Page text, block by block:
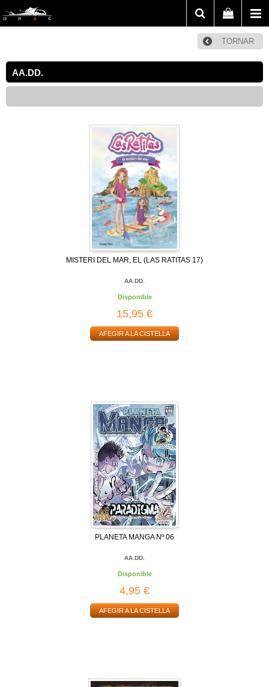
TORNAR
AA.DD.
MISTERI DEL MAR, EL (LAS RATITAS 17)
AA.DD.
Disponible
15,95 €
AFEGIR A LA CISTELLA
PLANETA MANGA Nº 06
AA.DD.
Disponible
4,95 €
AFEGIR A LA CISTELLA